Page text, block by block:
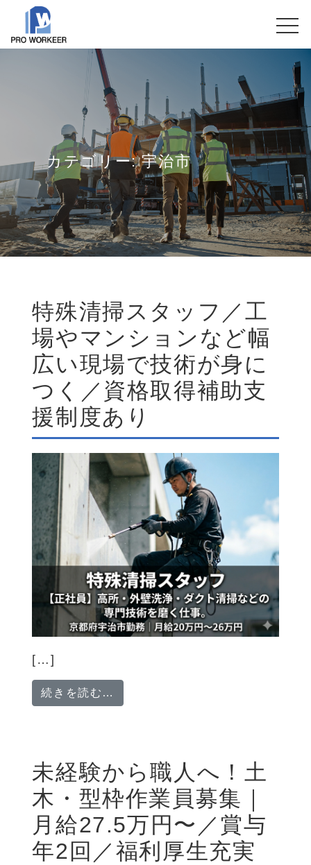
カテゴリー:宇治市
特殊清掃スタッフ／工
場やマンションなど幅
広い現場で技術が身に
つく／資格取得補助支
援制度あり
[…]
続きを読む…
未経験から職人へ！土
木・型枠作業員募集｜
月給27.5万円〜／賞与
年2回／福利厚生充実